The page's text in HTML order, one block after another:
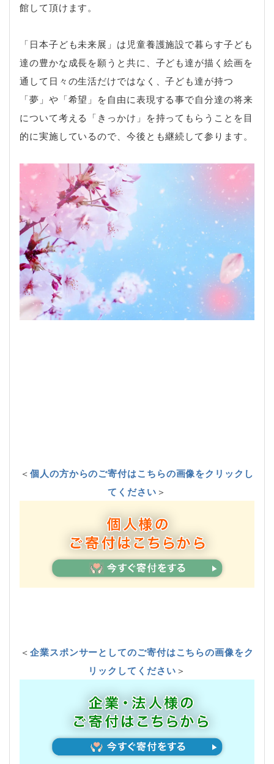
館して頂けます。
「日本子ども未来展」は児童養護施設で暮らす子ども
達の豊かな成長を願うと共に、子ども達が描く絵画を
通して日々の生活だけではなく、子ども達が持つ
「夢」や「希望」を自由に表現する事で自分達の将来
について考える「きっかけ」を持ってもらうことを目
的に実施しているので、今後とも継続して参ります。
＜個人の方からのご寄付はこちらの画像をクリックし
てください＞
＜企業スポンサーとしてのご寄付はこちらの画像をク
リックしてください＞